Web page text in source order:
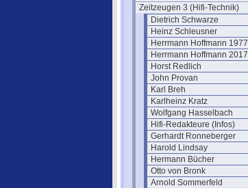
Zeitzeugen 3 (Hifi-Technik)
Dietrich Schwarze
Heinz Schleusner
Herrmann Hoffmann 1977
Herrmann Hoffmann 2017
Horst Redlich
John Provan
Karl Breh
Karlheinz Kratz
Wolfgang Hasselbach
Hifi-Redakteure (Infos)
Gerhardt Ronneberger
Harold Lindsay
Hermann Bücher
Otto von Bronk
Arnold Sommerfeld